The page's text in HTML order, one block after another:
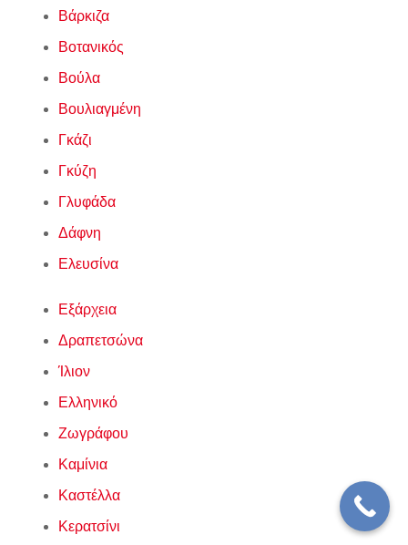
Βάρκιζα
Βοτανικός
Βούλα
Βουλιαγμένη
Γκάζι
Γκύζη
Γλυφάδα
Δάφνη
Ελευσίνα
Εξάρχεια
Δραπετσώνα
Ίλιον
Ελληνικό
Ζωγράφου
Καμίνια
Καστέλλα
Κερατσίνι